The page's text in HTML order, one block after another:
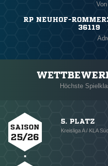
RP NEUHOF-
36119
Höchste
SAISON
25/26
5. PLATZ
Kreisliga A / KLA Süd